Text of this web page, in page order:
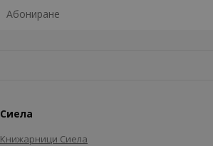
Сиела
Книжарници Сиела